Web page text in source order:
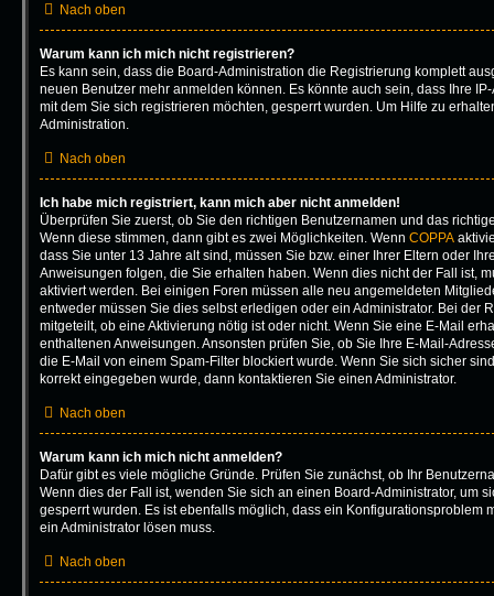
Nach oben
Warum kann ich mich nicht registrieren?
Es kann sein, dass die Board-Administration die Registrierung komplett
neuen Benutzer mehr anmelden können. Es könnte auch sein, dass Ihre
mit dem Sie sich registrieren möchten, gesperrt wurden. Um Hilfe zu
Administration.
Nach oben
Ich habe mich registriert, kann mich aber nicht anmelden!
Überprüfen Sie zuerst, ob Sie den richtigen Benutzernamen und das
Wenn diese stimmen, dann gibt es zwei Möglichkeiten. Wenn COPPA
dass Sie unter 13 Jahre alt sind, müssen Sie bzw. einer Ihrer Eltern oder
Anweisungen folgen, die Sie erhalten haben. Wenn dies nicht der Fall ist,
aktiviert werden. Bei einigen Foren müssen alle neu angemeldeten
entweder müssen Sie dies selbst erledigen oder ein Administrator. Bei der
mitgeteilt, ob eine Aktivierung nötig ist oder nicht. Wenn Sie eine E-Mail
enthaltenen Anweisungen. Ansonsten prüfen Sie, ob Sie Ihre E-Mail-
die E-Mail von einem Spam-Filter blockiert wurde. Wenn Sie sich sicher
korrekt eingegeben wurde, dann kontaktieren Sie einen Administrator.
Nach oben
Warum kann ich mich nicht anmelden?
Dafür gibt es viele mögliche Gründe. Prüfen Sie zunächst, ob Ihr
Wenn dies der Fall ist, wenden Sie sich an einen Board-Administrator, um
gesperrt wurden. Es ist ebenfalls möglich, dass ein Konfigurationsproblem
ein Administrator lösen muss.
Nach oben